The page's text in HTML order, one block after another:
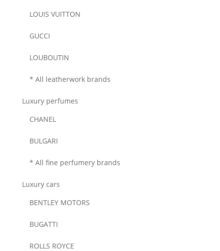
LOUIS VUITTON
GUCCI
LOUBOUTIN
* All leatherwork brands
Luxury perfumes
CHANEL
BULGARI
* All fine perfumery brands
Luxury cars
BENTLEY MOTORS
BUGATTI
ROLLS ROYCE